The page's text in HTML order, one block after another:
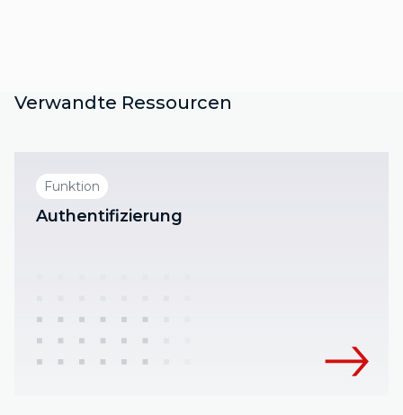
Verwandte Ressourcen
Funktion
Authentifizierung